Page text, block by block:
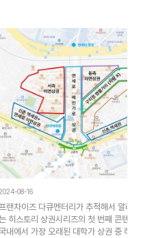
08-16
랜차이즈 다큐멘터리가 추적해서 알려
히스토리 상권시리즈의 첫 번째 콘텐츠
내에서 가장 오래된 대학가 상권 중 하나